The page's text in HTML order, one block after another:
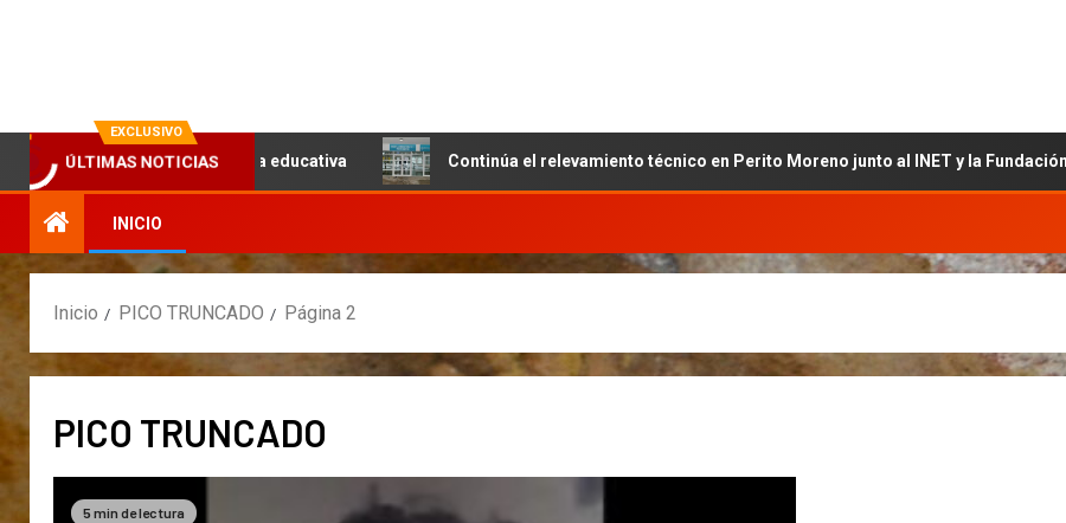
EXCLUSIVO
ÚLTIMAS NOTICIAS
educativa Continúa el relevamiento técnico en Perito Moreno junto al INET y la Fundación Banco Santa Cruz
INICIO
Inicio PICO TRUNCADO Página 2
PICO TRUNCADO
5 min de lectura